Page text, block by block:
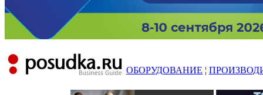
ОБОРУДОВАНИЕ ¦